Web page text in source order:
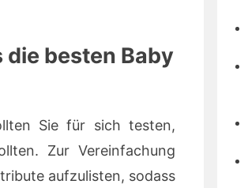
die besten Baby
Sie für sich testen,
Zur Vereinfachung
aufzulisten, sodass